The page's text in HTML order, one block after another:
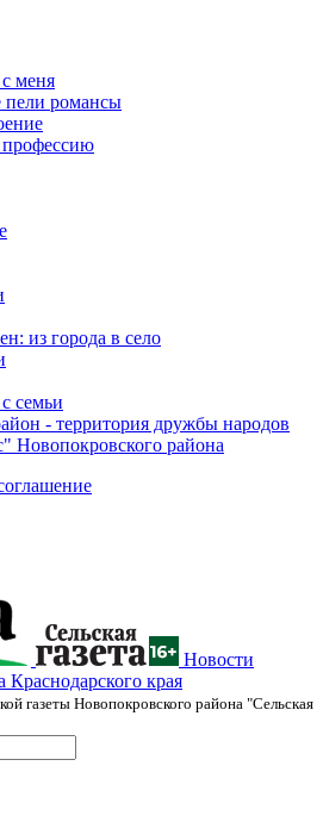
меня
романсы
из города в село
семьи
- территория дружбы народов
Новопокровского района
Новости
края
газеты Новопокровского района "Сельская